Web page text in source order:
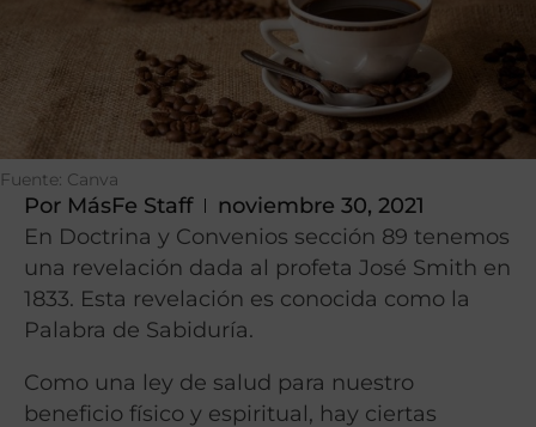
Fuente: Canva
Por MásFe Staff
noviembre 30, 2021
En Doctrina y Convenios sección 89 tenemos
una revelación dada al profeta José Smith en
1833. Esta revelación es conocida como la
Palabra de Sabiduría.
Como una ley de salud para nuestro
beneficio físico y espiritual, hay ciertas